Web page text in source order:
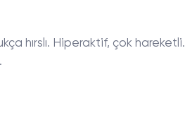
hırslı. Hiperaktif, çok